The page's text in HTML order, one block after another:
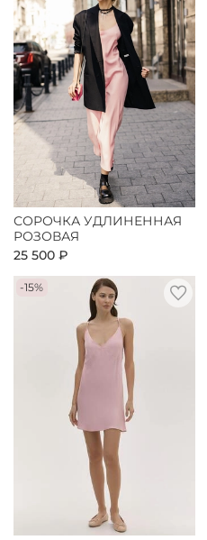
СОРОЧКА УДЛИНЕННАЯ
РОЗОВАЯ
25 500 ₽
-15%